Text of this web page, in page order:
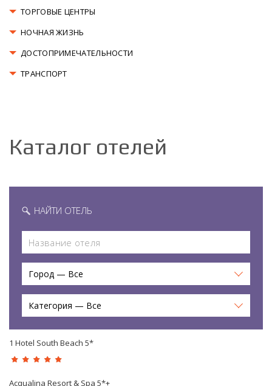
ТОРГОВЫЕ ЦЕНТРЫ
НОЧНАЯ ЖИЗНЬ
ДОСТОПРИМЕЧАТЕЛЬНОСТИ
ТРАНСПОРТ
Каталог отелей
НАЙТИ ОТЕЛЬ
Город — Все
Категория — Все
1 Hotel South Beach 5*
Acqualina Resort & Spa 5*+